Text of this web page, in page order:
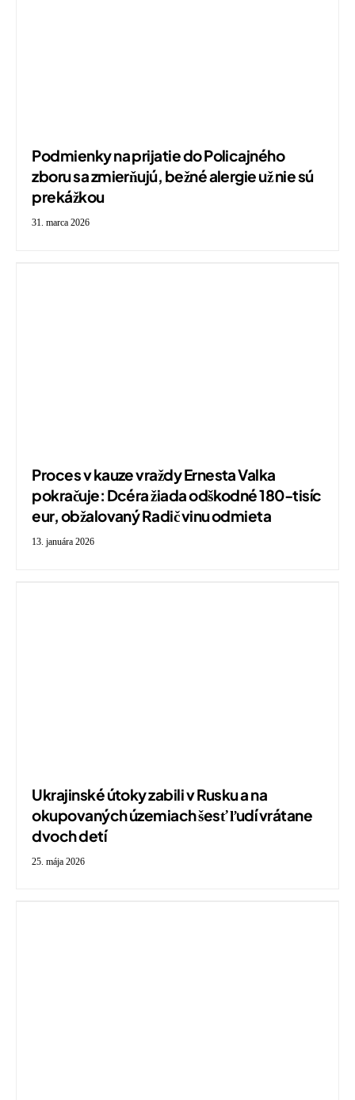
Podmienky na prijatie do Policajného
zboru sa zmierňujú, bežné alergie už nie sú
prekážkou
31. marca 2026
Proces v kauze vraždy Ernesta Valka
pokračuje: Dcéra žiada odškodné 180-tisíc
eur, obžalovaný Radič vinu odmieta
13. januára 2026
Ukrajinské útoky zabili v Rusku a na
okupovaných územiach šesť ľudí vrátane
dvoch detí
25. mája 2026